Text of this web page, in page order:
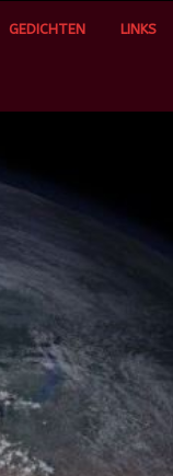
GEDICHTEN LINKS